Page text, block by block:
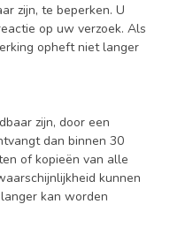
zijn, te beperken. U
op uw verzoek. Als
opheft niet langer
zijn, door een
dan binnen 30
of kopieën van alle
kunnen
kan worden